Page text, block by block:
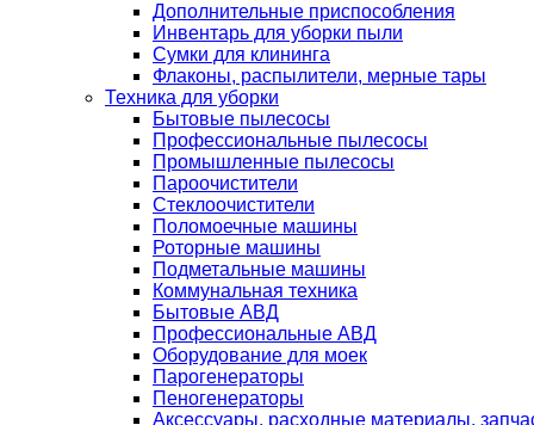
Дополнительные приспособления
Инвентарь для уборки пыли
Сумки для клининга
Флаконы, распылители, мерные тары
Техника для уборки
Бытовые пылесосы
Профессиональные пылесосы
Промышленные пылесосы
Пароочистители
Стеклоочистители
Поломоечные машины
Роторные машины
Подметальные машины
Коммунальная техника
Бытовые АВД
Профессиональные АВД
Оборудование для моек
Парогенераторы
Пеногенераторы
Аксессуары, расходные материалы,